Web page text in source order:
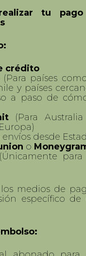
países
y países
desde
o
para
medios de
específico de
abonado para
devolución.
completa